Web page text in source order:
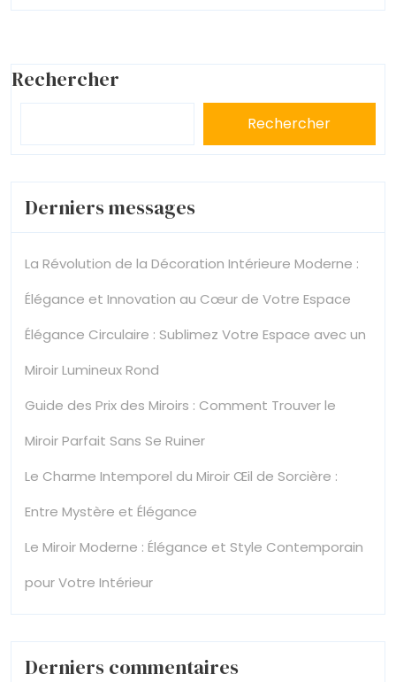
Rechercher
Rechercher
Derniers messages
La Révolution de la Décoration Intérieure Moderne :
Élégance et Innovation au Cœur de Votre Espace
Élégance Circulaire : Sublimez Votre Espace avec un
Miroir Lumineux Rond
Guide des Prix des Miroirs : Comment Trouver le
Miroir Parfait Sans Se Ruiner
Le Charme Intemporel du Miroir Œil de Sorcière :
Entre Mystère et Élégance
Le Miroir Moderne : Élégance et Style Contemporain
pour Votre Intérieur
Derniers commentaires